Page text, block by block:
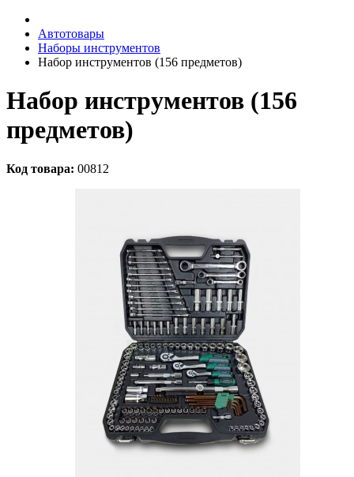
Автотовары
Наборы инструментов
Набор инструментов (156 предметов)
Набор инструментов (156
предметов)
Код товара: 00812